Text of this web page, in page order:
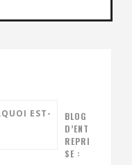
BLOG
D’ENT
REPRI
SE :